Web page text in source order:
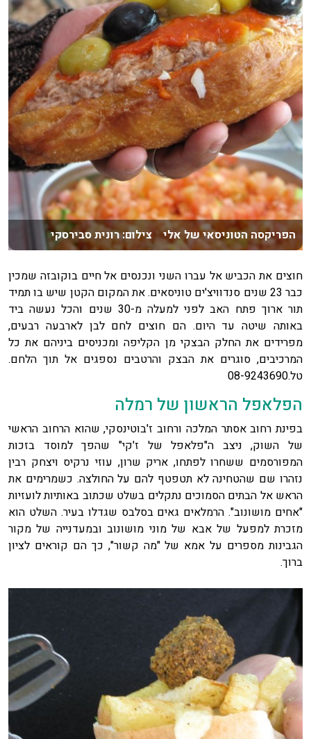
הפריקסה הטוניסאי של אלי צילום: רונית סבירסקי
חוצים את הכביש אל עברו השני ונכנסים אל חיים בוקובזה שמכין
כבר 23 שנים סנדוויצ'ים טוניסאים. את המקום הקטן שיש בו תמיד
תור ארוך פתח האב לפני למעלה מ-30 שנים והכל נעשה ביד
באותה שיטה עד היום. הם חוצים לחם לבן לארבעה רבעים,
מפרידים את החלק הבצקי מן הקליפה ומכניסים ביניהם את כל
המרכיבים, סוגרים את הבצק והרטבים נספגים אל תוך הלחם.
טל.08-9243690
הפלאפל הראשון של רמלה
בפינת רחוב אסתר המלכה ורחוב ז'בוטינסקי, שהוא הרחוב הראשי
של השוק, ניצב ה"פלאפל של ז'קי" שהפך למוסד בזכות
המפורסמים ששחרו לפתחו, אריק שרון, עוזי נרקיס ויצחק רבין
נזהרו שם שהטחינה לא תטפטף להם על החולצה. כשמרימים את
הראש אל הבתים הסמוכים נתקלים בשלט שכתוב באותיות לועזיות
"אחים מושונוב". הרמלאים גאים בסלבס שגדלו בעיר. השלט הוא
מזכרת למפעל של אבא של מוני מושונוב ובמעדנייה של מקור
הגבינות מספרים על אמא של "מה קשור", כך הם קוראים לציון
ברוך.